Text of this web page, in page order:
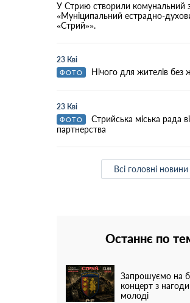
У Стрию створили комунальний
«Муніципальний естрадно-
«Стрий»».
23 Кві
ФОТО Нічого для жителів без
23 Кві
ФОТО
Стрийська міська рада
партнерства
Всі головні новини
Останнє по
Запрошуємо на
концерт з
молоді